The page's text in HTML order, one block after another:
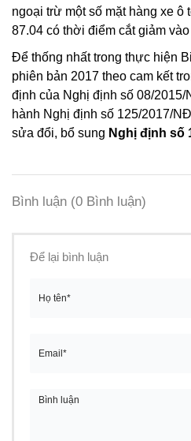
ngoại trừ một số mặt hàng xe ô
87.04 có thời điểm cắt giảm
Để thống nhất trong thực hiện
phiên bản 2017 theo cam kết
định của Nghị định số 08/
hành Nghị định số 125/2017/
sửa đổi, bổ sung Nghị định số
Bình luận (0 Bình luận)
Để lại bình luận